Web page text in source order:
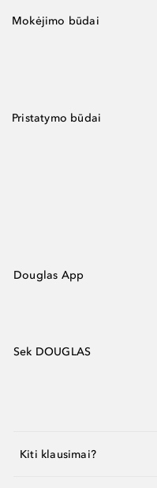
Mokėjimo būdai
Pristatymo būdai
Douglas App
Sek DOUGLAS
Kiti klausimai?